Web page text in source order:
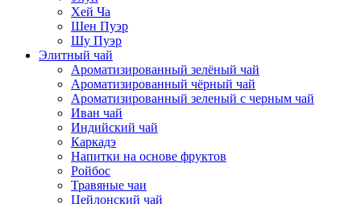
Хей Ча
Шен Пуэр
Шу Пуэр
Элитный чай
Ароматизированный зелёный чай
Ароматизированный чёрный чай
Ароматизированный зеленый с черным чай
Иван чай
Индийский чай
Каркадэ
Напитки на основе фруктов
Ройбос
Травяные чаи
Цейлонский чай